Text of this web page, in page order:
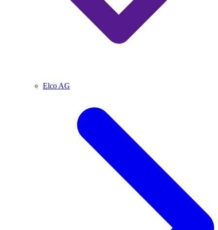
Elco AG